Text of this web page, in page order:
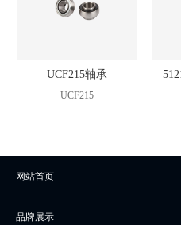
UCF215轴承
UCF215
网站首页
品牌展示